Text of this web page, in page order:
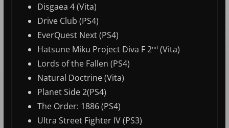
Disgaea 4 (Vita)
Drive Club (PS4)
EverQuest Next (PS4)
Hatsune Miku Project Diva F 2nd(Vita)
Lords of the Fallen (PS4)
Natural Doctrine (Vita)
Planet Side 2(PS4)
The Order: 1886 (PS4)
Ultra Street Fighter IV (PS3)